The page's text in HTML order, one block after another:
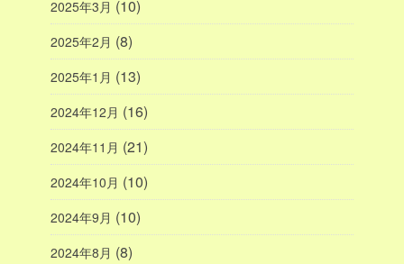
2025年3月 (10)
2025年2月 (8)
2025年1月 (13)
2024年12月 (16)
2024年11月 (21)
2024年10月 (10)
2024年9月 (10)
2024年8月 (8)